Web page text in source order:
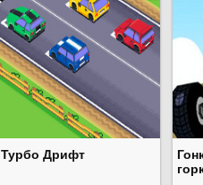
Турбо Дрифт